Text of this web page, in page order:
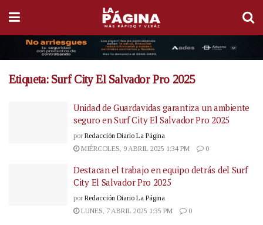
Etiqueta: Surf City El Salvador Pro 2025
Unidad de Guardavidas garantiza un ambiente
seguro en Surf City El Salvador Pro 2025
por Redacción Diario La Página
MIÉRCOLES, 9 ABRIL 2025 1:34 PM
0
Destacan el trabajo en equipo detrás del Surf
City El Salvador Pro 2025
por Redacción Diario La Página
LUNES, 7 ABRIL 2025 1:35 PM
0